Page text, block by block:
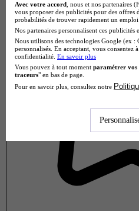
Avec votre accord , nous et nos partenaires
vous proposer des publicités pour des offres
probabilités de trouver rapidement un
Nos partenaires personnalisent ces
Nous utilisons des technologies Google (ex :
personnalisés. En acceptant, vous
confidentialité. En savoir plus
Vous pouvez à tout moment paramétrer vos
traceurs" en bas de page.
Pour en savoir plus, consultez notre